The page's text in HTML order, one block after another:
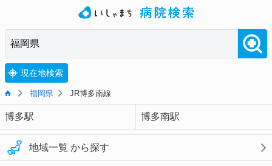
現在地検索
福岡県 JR博多南線
博多駅 博多南駅
地域一覧 から探す